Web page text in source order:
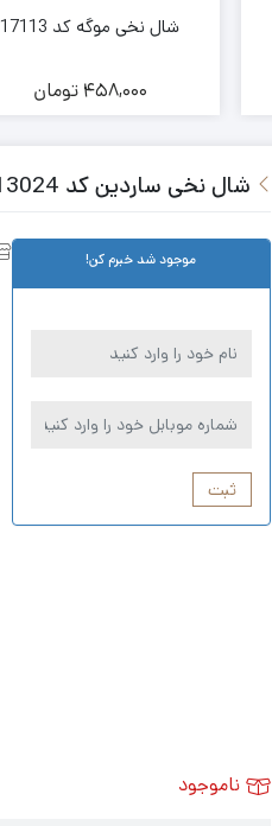
شال نخی موگه کد 17113
458,000 تومان
شال نخی ساردین کد 13024
موجود شد خبرم کن!
ثبت
ناموجود